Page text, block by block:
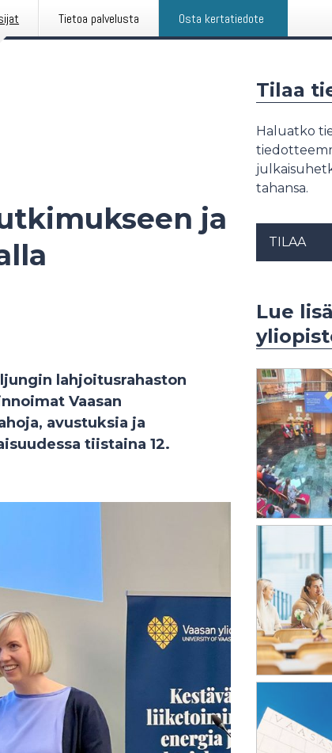
Tietoa palvelusta Osta kertatiedote
ja
lahjoitusrahaston
Vaasan
avustuksia ja
tiistaina 12.
Tilaa
Haluatko
tahansa.
TILAA
Lue